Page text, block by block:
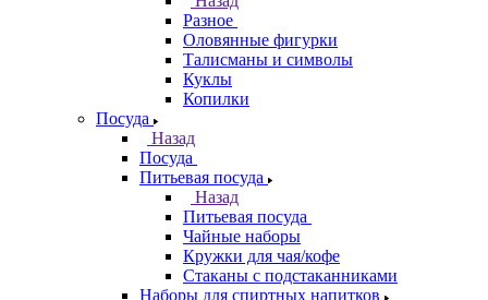
Разное
Оловянные фигурки
Талисманы и символы
Куклы
Копилки
Посуда
Назад
Посуда
Питьевая посуда
Назад
Питьевая посуда
Чайные наборы
Кружки для чая/кофе
Стаканы с подстаканниками
Наборы для спиртных напитков